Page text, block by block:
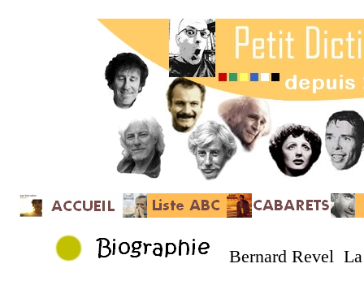
Bernard Revel